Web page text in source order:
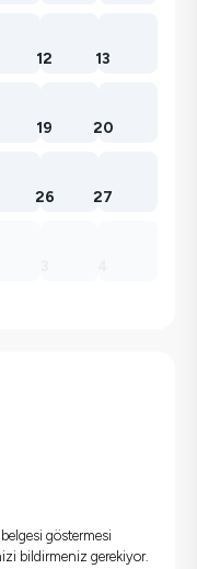
12 13
19 20
26 27
göstermesi
bildirmeniz gerekiyor.